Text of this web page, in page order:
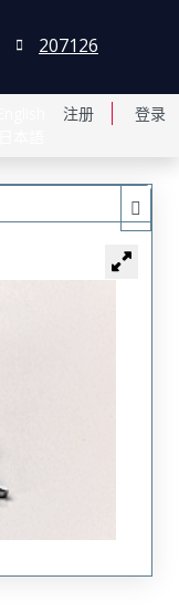
注册 登录
207126